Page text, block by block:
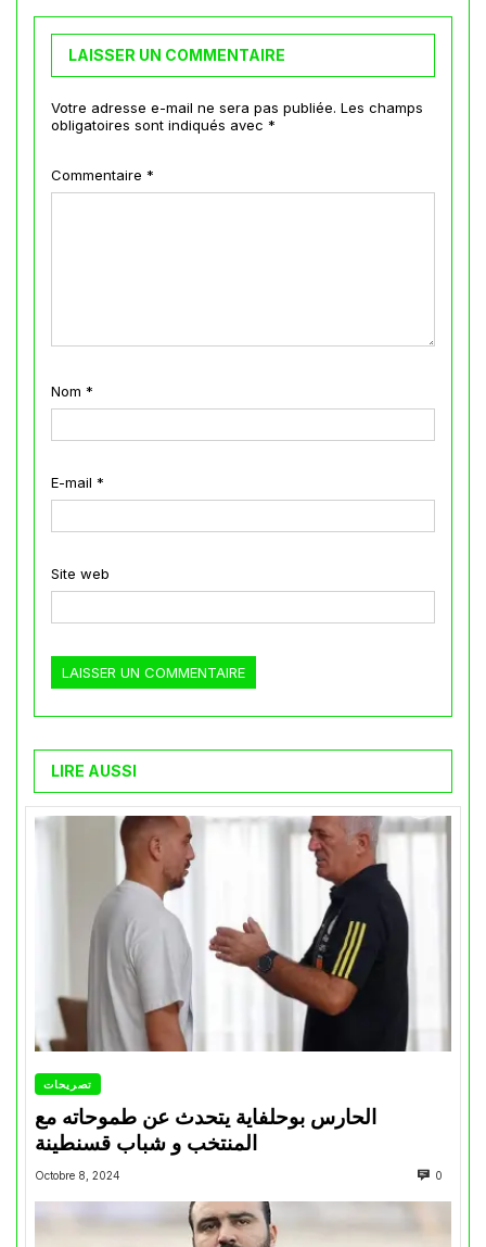
LAISSER UN COMMENTAIRE
Votre adresse e-mail ne sera pas publiée. Les champs
obligatoires sont indiqués avec *
Commentaire *
Nom *
E-mail *
Site web
LIRE AUSSI
تصريحات
الحارس بوحلفاية يتحدث عن طموحاته مع
المنتخب و شباب قسنطينة
Octobre 8, 2024 0